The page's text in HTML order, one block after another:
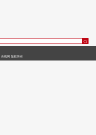
央视网 版权所有